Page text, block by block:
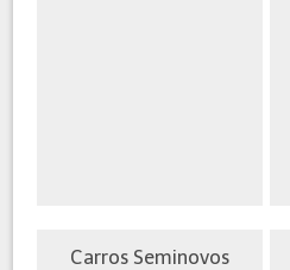
Carros Seminovos